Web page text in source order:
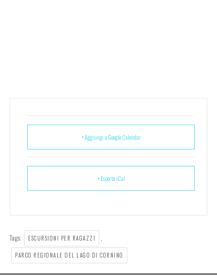
+ Aggiungi a Google Calendar
+ Esporta iCal
Tags: ESCURSIONI PER RAGAZZI
PARCO REGIONALE DEL LAGO DI CORNINO